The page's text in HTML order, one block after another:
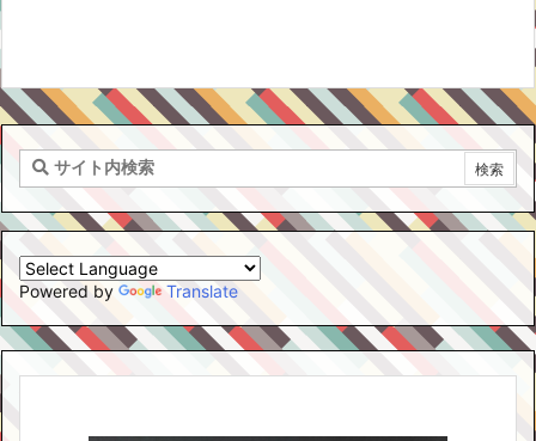
Powered by Translate